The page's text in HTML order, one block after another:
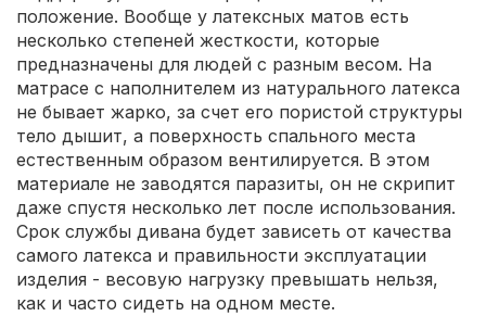
положение. Вообще у латексных матов есть
несколько степеней жесткости, которые
предназначены для людей с разным весом. На
матрасе с наполнителем из натурального латекса
не бывает жарко, за счет его пористой структуры
тело дышит, а поверхность спального места
естественным образом вентилируется. В этом
материале не заводятся паразиты, он не скрипит
даже спустя несколько лет после использования.
Срок службы дивана будет зависеть от качества
самого латекса и правильности эксплуатации
изделия - весовую нагрузку превышать нельзя,
как и часто сидеть на одном месте.